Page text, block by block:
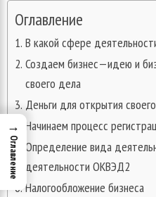
Оглавление
В какой сфере
Создаем бизнес—идею и
своего дела
Деньги для открытия
Начинаем процесс
Определение вида
деятельности ОКВЭД2
Налогообложение бизнеса
→
Оглавление